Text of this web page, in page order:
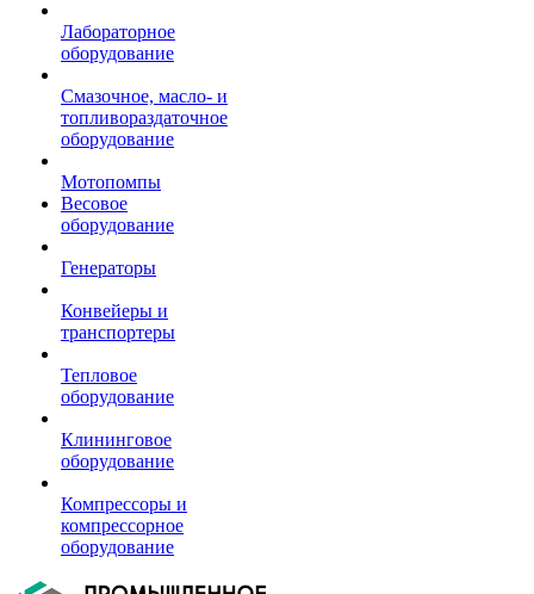
Лабораторное
оборудование
Смазочное, масло- и
топливораздаточное
оборудование
Мотопомпы
Весовое
оборудование
Генераторы
Конвейеры и
транспортеры
Тепловое
оборудование
Клининговое
оборудование
Компрессоры и
компрессорное
оборудование